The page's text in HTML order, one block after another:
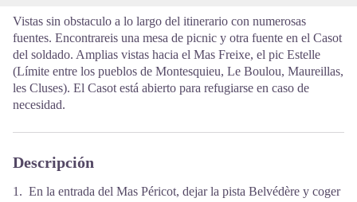
Vistas sin obstaculo a lo largo del itinerario con numerosas
fuentes. Encontrareis una mesa de picnic y otra fuente en el Casot
del soldado. Amplias vistas hacia el Mas Freixe, el pic Estelle
(Límite entre los pueblos de Montesquieu, Le Boulou, Maureillas,
les Cluses). El Casot está abierto para refugiarse en caso de
necesidad.
Descripción
1. En la entrada del Mas Péricot, dejar la pista Belvédère y coger